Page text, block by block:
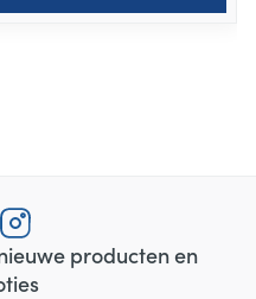
producten en